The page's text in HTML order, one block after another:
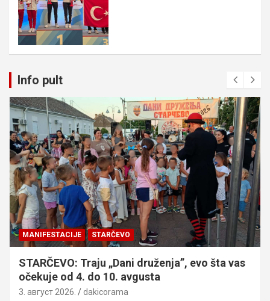
Info pult
MANIFESTACIJE STARČEVO
STARČEVO: Traju „Dani druženja”, evo šta vas
očekuje od 4. do 10. avgusta
3. август 2026. dakicorama